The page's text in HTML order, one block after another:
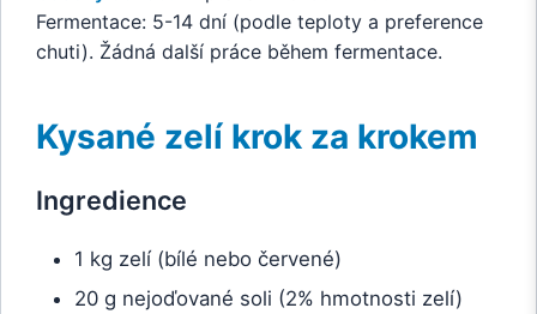
Fermentace: 5-14 dní (podle teploty a preference
chuti). Žádná další práce během fermentace.
Kysané zelí krok za krokem
Ingredience
1 kg zelí (bílé nebo červené)
20 g nejoďované soli (2% hmotnosti zelí)